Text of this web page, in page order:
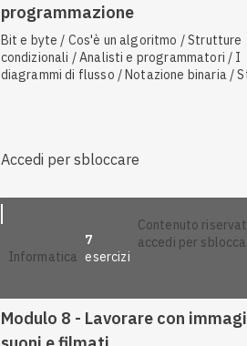
programmazione
Bit e byte / Cos'è un algoritmo / Strutture
condizionali / Analisti e programmatori / I
diagrammi di flusso / Notazione binaria /
Accedi per sbloccare
informatica
7
esercizi
contenuto riservato:
accedi per
Modulo 8 - Lavorare con